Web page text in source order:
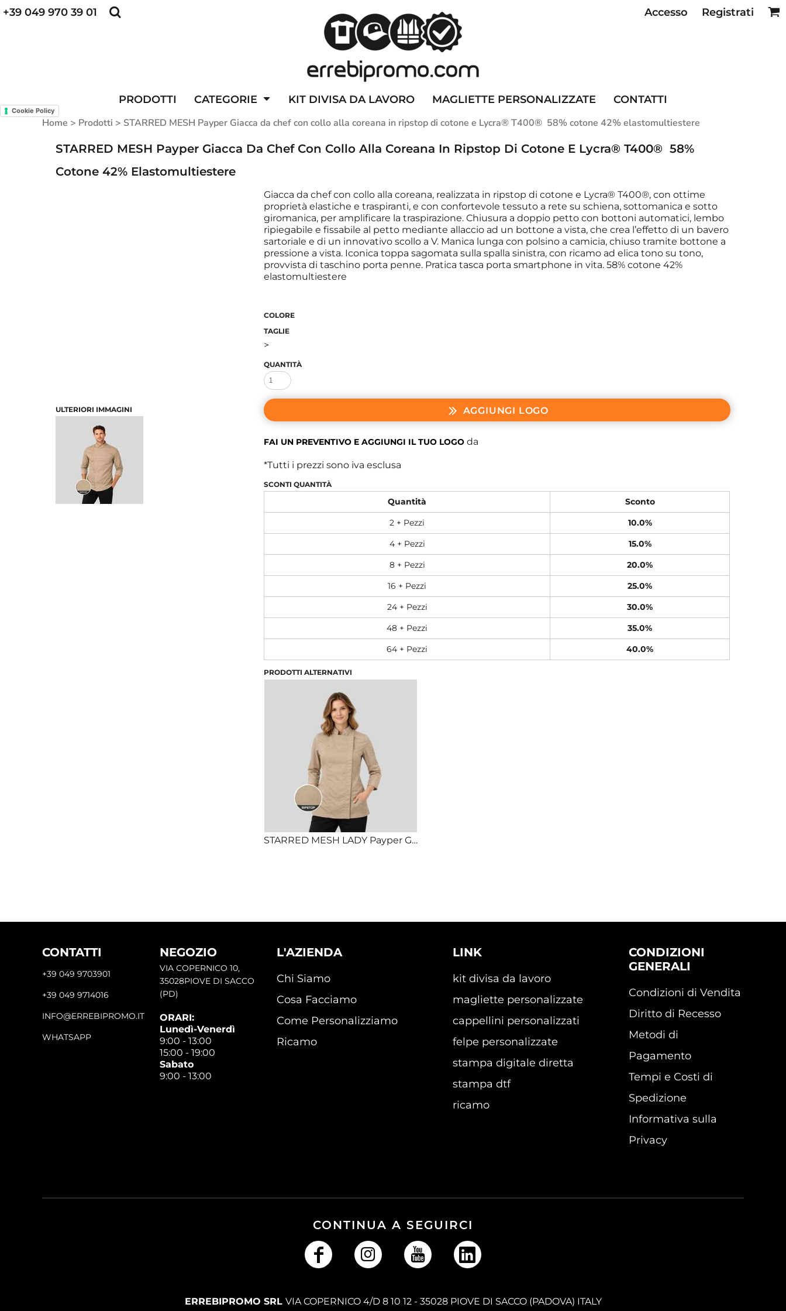
+39 049 970 39 01 Accesso Registrati
PRODOTTI CATEGORIE KIT DIVISA DA LAVORO MAGLIETTE PERSONALIZZATE CONTATTI
Cookie Policy
Home > Prodotti > STARRED MESH Payper Giacca da chef con collo alla coreana in ripstop di cotone e Lycra® T400® 58% cotone 42% elastomultiestere
STARRED MESH Payper Giacca Da Chef Con Collo Alla Coreana In Ripstop Di Cotone E Lycra® T400® 58%
Cotone 42% Elastomultiestere
ULTERIORI IMMAGINI
Giacca da chef con collo alla coreana, realizzata in ripstop di cotone e Lycra® T400®, con ottime
proprietà elastiche e traspiranti, e con confortevole tessuto a rete su schiena, sottomanica e sotto
giromanica, per amplificare la traspirazione. Chiusura a doppio petto con bottoni automatici, lembo
ripiegabile e fissabile al petto mediante allaccio ad un bottone a vista, che crea l’effetto di un bavero
sartoriale e di un innovativo scollo a V. Manica lunga con polsino a camicia, chiuso tramite bottone a
pressione a vista. Iconica toppa sagomata sulla spalla sinistra, con ricamo ad elica tono su tono,
provvista di taschino porta penne. Pratica tasca porta smartphone in vita. 58% cotone 42%
elastomultiestere
COLORE
TAGLIE
>
QUANTITÀ
AGGIUNGI LOGO
FAI UN PREVENTIVO E AGGIUNGI IL TUO LOGO da
*Tutti i prezzi sono iva esclusa
SCONTI QUANTITÀ
Quantità
Sconto
2 + Pezzi
10.0%
4 + Pezzi
15.0%
8 + Pezzi
20.0%
16 + Pezzi
25.0%
24 + Pezzi
30.0%
48 + Pezzi
35.0%
64 + Pezzi
40.0%
PRODOTTI ALTERNATIVI
STARRED MESH LADY Payper Giacca da chef da donna con collo alla coreana stretch e traspirante 58% cotone 42% elastomultiestere
CONTATTI
+39 049 9703901
+39 049 9714016
INFO@ERREBIPROMO.IT
WHATSAPP
NEGOZIO
VIA COPERNICO 10,
35028PIOVE DI SACCO
(PD)
ORARI:
Lunedì-Venerdì
9:00 - 13:00
15:00 - 19:00
Sabato
9:00 - 13:00
L'AZIENDA
Chi Siamo
Cosa Facciamo
Come Personalizziamo
Ricamo
LINK
kit divisa da lavoro
magliette personalizzate
cappellini personalizzati
felpe personalizzate
stampa digitale diretta
stampa dtf
ricamo
CONDIZIONI
GENERALI
Condizioni di Vendita
Diritto di Recesso
Metodi di
Pagamento
Tempi e Costi di
Spedizione
Informativa sulla
Privacy
CONTINUA A SEGUIRCI
ERREBIPROMO SRL VIA COPERNICO 4/D 8 10 12 - 35028 PIOVE DI SACCO (PADOVA) ITALY
PRODOTTI
MAGLIETTE PERSONALIZZATE
CONTATTI
ACCESSO
REGISTRATI
POLO PERSONALIZZATE
DIVISE RISTORAZIONE
POLO PERSONALIZZATE CAPPELLINI PERSONALIZZATI ALTA VISIBILITA'